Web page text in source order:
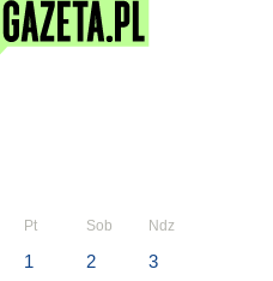
Pt Sob Ndz
1 2 3